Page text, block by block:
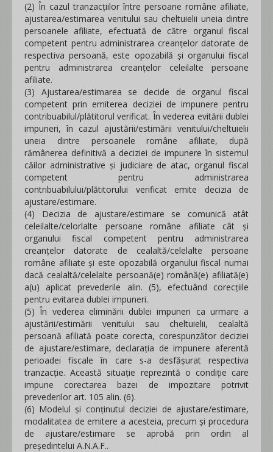
(2) În cazul tranzacţiilor între persoane române afiliate,
ajustarea/estimarea venitului sau cheltuielii uneia dintre
persoanele afiliate, efectuată de către organul fiscal
competent pentru administrarea creanţelor datorate de
respectiva persoană, este opozabilă şi organului fiscal
pentru administrarea creanţelor celeilalte persoane
afiliate.
(3) Ajustarea/estimarea se decide de organul fiscal
competent prin emiterea deciziei de impunere pentru
contribuabilul/plătitorul verificat. În vederea evitării dublei
impuneri, în cazul ajustării/estimării venitului/cheltuielii
uneia dintre persoanele române afiliate, după
rămânerea definitivă a deciziei de impunere în sistemul
căilor administrative şi judiciare de atac, organul fiscal
competent pentru administrarea
contribuabilului/plătitorului verificat emite decizia de
ajustare/estimare.
(4) Decizia de ajustare/estimare se comunică atât
celeilalte/celorlalte persoane române afiliate cât şi
organului fiscal competent pentru administrarea
creanţelor datorate de cealaltă/celelalte persoane
române afiliate şi este opozabilă organului fiscal numai
dacă cealaltă/celelalte persoană(e) română(e) afiliată(e)
a(u) aplicat prevederile alin. (5), efectuând corecţiile
pentru evitarea dublei impuneri.
(5) În vederea eliminării dublei impuneri ca urmare a
ajustării/estimării venitului sau cheltuielii, cealaltă
persoană afiliată poate corecta, corespunzător deciziei
de ajustare/estimare, declaraţia de impunere aferentă
perioadei fiscale în care s-a desfăşurat respectiva
tranzacţie. Această situaţie reprezintă o condiţie care
impune corectarea bazei de impozitare potrivit
prevederilor art. 105 alin. (6).
(6) Modelul şi conţinutul deciziei de ajustare/estimare,
modalitatea de emitere a acesteia, precum şi procedura
de ajustare/estimare se aprobă prin ordin al
preşedintelui A.N.A.F..